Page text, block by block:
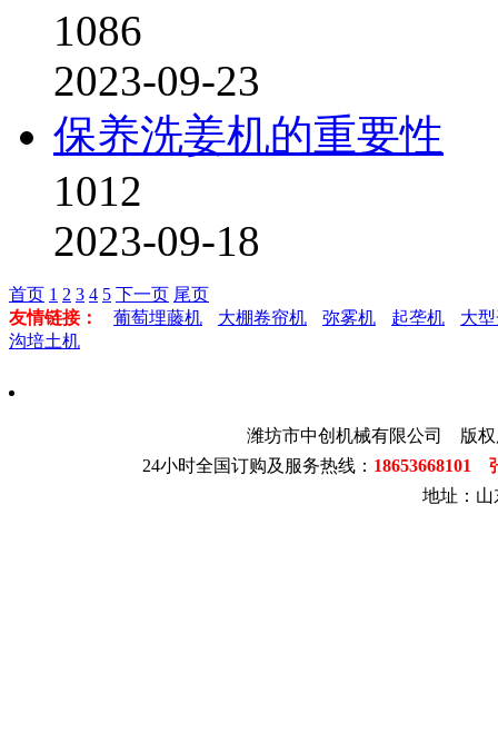
1086
2023-09-23
保养洗姜机的重要性
1012
2023-09-18
首页 1 2 3 4 5 下一页 尾页
友情链接：
葡萄埋藤机 大棚卷帘机 弥雾机 起垄机
大
沟培土机
潍坊市中创机械有限公司 版
24小时全国订购及服务热线： 18653668101
地址：山